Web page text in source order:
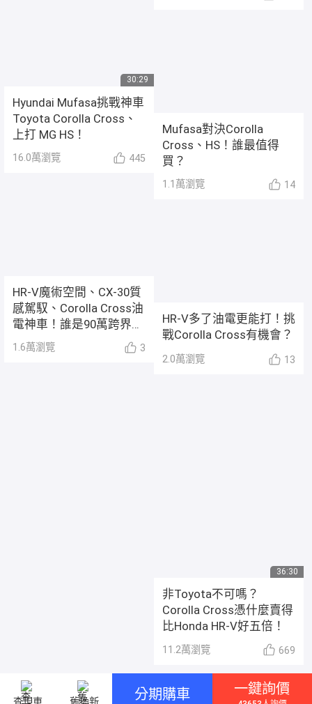
30:29
Hyundai Mufasa挑戰神車
Toyota Corolla Cross、
上打 MG HS！
16.0萬瀏覽 445
HR-V魔術空間、CX-30質
感駕馭、Corolla Cross油
電神車！誰是90萬跨界最
佳選？
1.6萬瀏覽 3
Mufasa對決Corolla
Cross、HS！誰最值得
買？
1.1萬瀏覽 14
HR-V多了油電更能打！挑
戰Corolla Cross有機會？
2.0萬瀏覽 13
36:30
非Toyota不可嗎？
Corolla Cross憑什麼賣得
比Honda HR-V好五倍！
11.2萬瀏覽 669
分期購車 一鍵詢價